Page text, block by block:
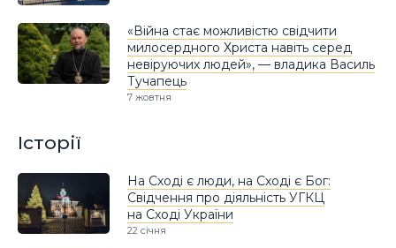
«Війна стає можливістю свідчити
милосердного Христа навіть серед
невіруючих людей», — владика Василь
Тучапець
7 жовтня
Історії
На Сході є люди, на Сході є Бог:
Свідчення про діяльність УГКЦ
на Сході України
22 січня